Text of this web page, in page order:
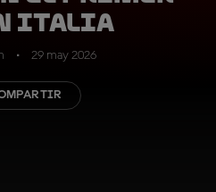
Italia
29 may 2026